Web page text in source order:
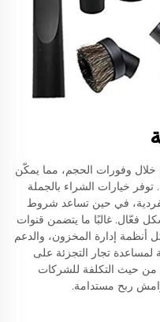
خلال وفورات الحجم، مما يمكّن
توفر خيارات الشراء بالجملة
في حين تساعد شروط
فعّال. غالبًا ما يتضمن قنوات
أنظمة إدارة المخزون، والدعم
لمساعدة تجار التجزئة على
من حيث التكلفة للشركات
ربح مستدامة.